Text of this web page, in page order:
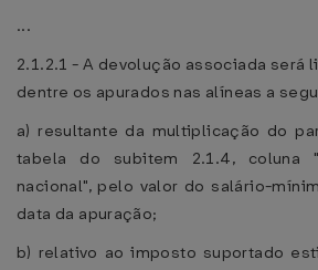
...
2.1.2.1 - A devolução associada será
dentre os apurados nas alíneas a
a) resultante da multiplicação do
tabela do subitem 2.1.4, coluna
nacional", pelo valor do salário-
data da apuração;
b) relativo ao imposto suportado